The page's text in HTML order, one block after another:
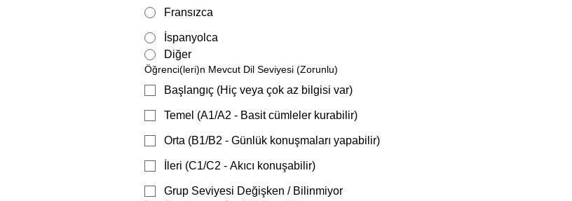
Fransızca
İspanyolca
Diğer
Öğrenci(leri)n Mevcut Dil Seviyesi (Zorunlu)
Başlangıç (Hiç veya çok az bilgisi var)
Temel (A1/A2 - Basit cümleler kurabilir)
Orta (B1/B2 - Günlük konuşmaları yapabilir)
İleri (C1/C2 - Akıcı konuşabilir)
Grup Seviyesi Değişken / Bilinmiyor